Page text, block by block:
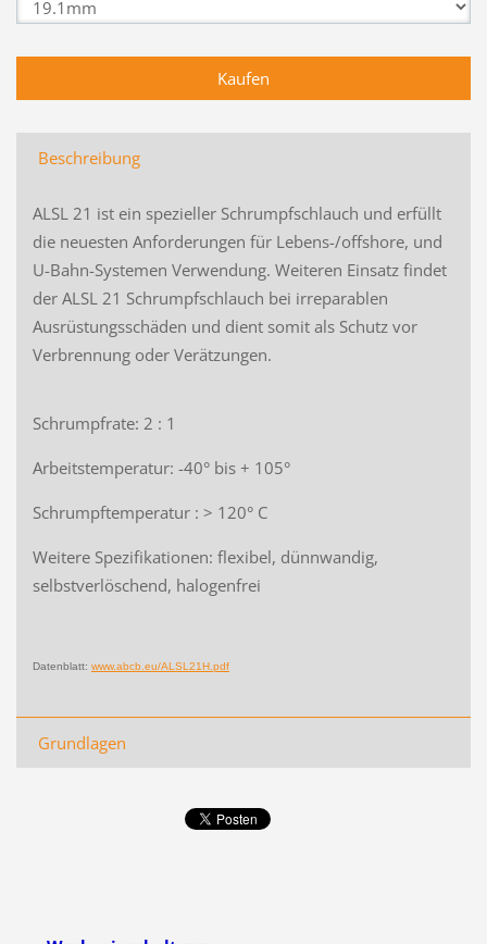
Beschreibung
ALSL 21 ist ein spezieller Schrumpfschlauch und erfüllt
die neuesten Anforderungen für Lebens-/offshore, und
U-Bahn-Systemen Verwendung. Weiteren Einsatz findet
der ALSL 21 Schrumpfschlauch bei irreparablen
Ausrüstungsschäden und dient somit als Schutz vor
Verbrennung oder Verätzungen.
Schrumpfrate: 2 : 1
Arbeitstemperatur: -40° bis + 105°
Schrumpftemperatur : > 120° C
Weitere Spezifikationen: flexibel, dünnwandig,
selbstverlöschend, halogenfrei
Datenblatt: www.abcb.eu/ALSL21H.pdf
Grundlagen